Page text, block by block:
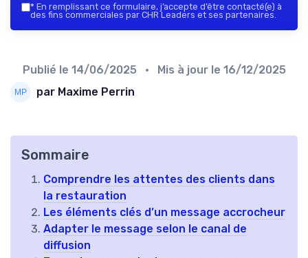
* En remplissant ce formulaire, j’accepte d’être contacté(e) à
des fins commerciales par CHR Leaders et ses partenaires.
Publié le 14/06/2025 • Mis à jour le 16/12/2025
par Maxime Perrin
Sommaire
Comprendre les attentes des clients dans
la restauration
Les éléments clés d’un message accrocheur
Adapter le message selon le canal de
diffusion